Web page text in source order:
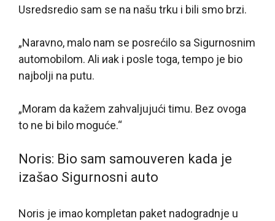
Usredsredio sam se na našu trku i bili smo brzi.
„Naravno, malo nam se posrećilo sa Sigurnosnim
automobilom. Ali иak i posle toga, tempo je bio
najbolji na putu.
„Moram da kažem zahvaljujući timu. Bez ovoga
to ne bi bilo moguće.“
Noris: Bio sam samouveren kada je
izašao Sigurnosni auto
Noris je imao kompletan paket nadogradnje u